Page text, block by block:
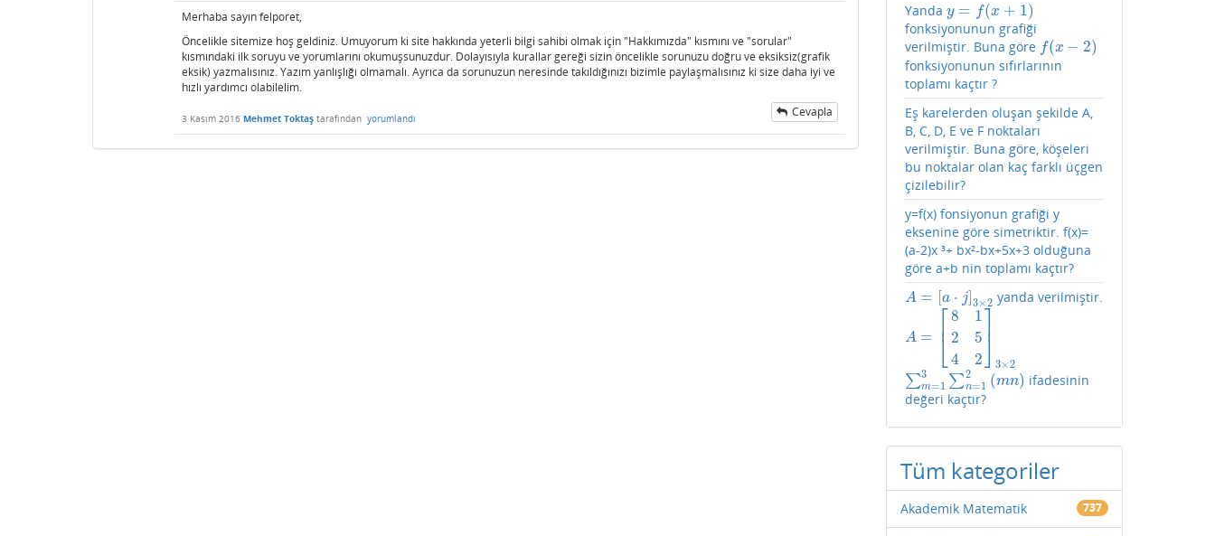
Merhaba sayın felporet,
Öncelikle sitemize hoş geldiniz. Umuyorum ki site hakkında yeterli bilgi sahibi olmak için "Hakkımızda" kısmını ve "sorular"
kısmındaki ilk soruyu ve yorumlarını okumuşsunuzdur. Dolayısıyla kurallar gereği sizin öncelikle sorunuzu doğru ve eksiksiz(grafik
eksik) yazmalısınız. Yazım yanlışlığı olmamalı. Ayrıca da sorunuzun neresinde takıldığınızı bizimle paylaşmalısınız ki size daha iyi ve
hızlı yardımcı olabilelim.
3 Kasım 2016 Mehmet Toktaş tarafından yorumlandı Cevapla
Yanda y = f(x + 1)
y=f(x +1)
fonksiyonunun grafiği
verilmiştir. Buna göre f(x − 2)
f(x−2)
fonksiyonunun sıfırlarının
toplamı kaçtır ?
Eş karelerden oluşan şekilde A,
B, C, D, E ve F noktaları
verilmiştir. Buna göre, köşeleri
bu noktalar olan kaç farklı üçgen
çizilebilir?
y=f(x) fonsiyonun grafiği y
eksenine göre simetriktir. f(x)=
(a-2)x ³+ bx²-bx+5x+3 olduğuna
göre a+b nin toplamı kaçtır?
A = [a ⋅ j]3×2
A= [a⋅ ]3 × 2 yanda verilmiştir.
A = ⎡
⎣
⎢ 8
2
4
1
5
2
⎤
⎦
⎥
3×2
A= [81 2 54 3× 2
∑3
m=1 ∑2
n=1 (mn)
∑m=13 ∑n=12( mn)
ifadesinin
değeri kaçtır?
Tüm kategoriler
Akademik Matematik 737